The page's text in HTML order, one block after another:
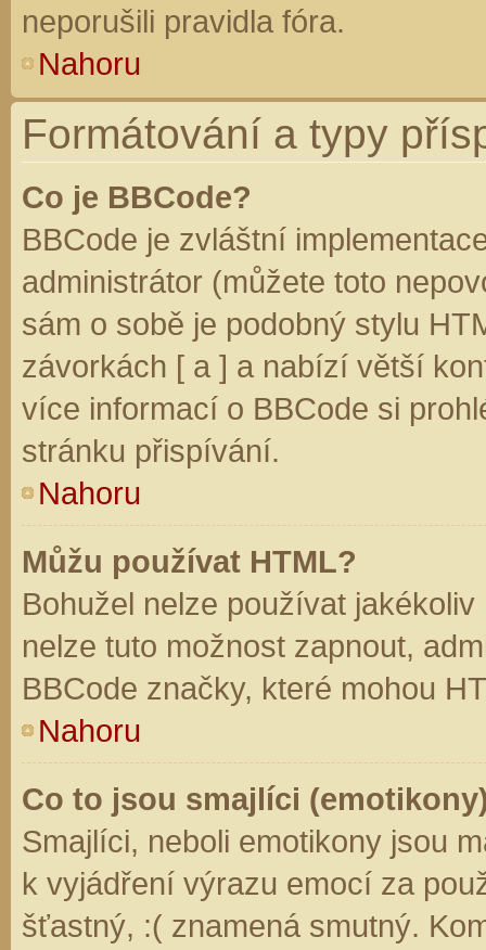
neporušili pravidla fóra.
Nahoru
Formátování a typy
Co je BBCode?
BBCode je zvláštní
administrátor (můžete toto
sám o sobě je podobný stylu
závorkách [ a ] a nabízí větší
více informací o BBCode si
stránku přispívání.
Nahoru
Můžu používat HTML?
Bohužel nelze používat
nelze tuto možnost zapnout,
BBCode značky, které mohou
Nahoru
Co to jsou smajlíci
Smajlíci, neboli emotikony jsou
k vyjádření výrazu emocí za
šťastný, :( znamená smutný.